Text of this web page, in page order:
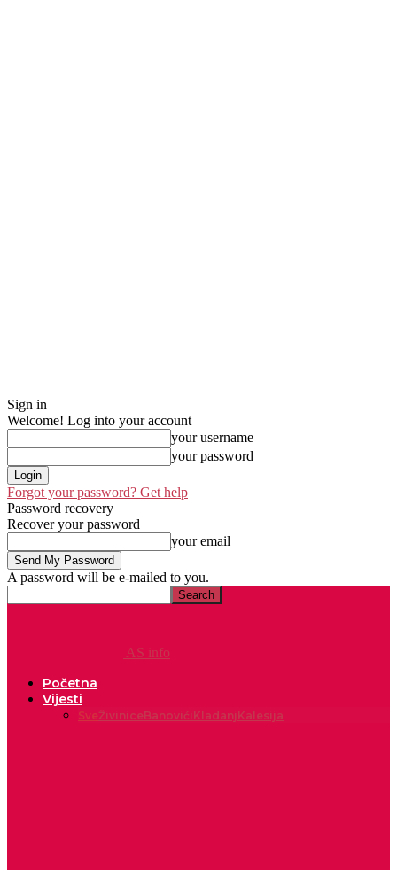
Sign in
Welcome! Log into your account
your username
your password
Forgot your password? Get help
Password recovery
Recover your password
your email
A password will be e-mailed to you.
AS info
Početna
Vijesti
SveŽiviniceBanovići Kladanj Kalesija